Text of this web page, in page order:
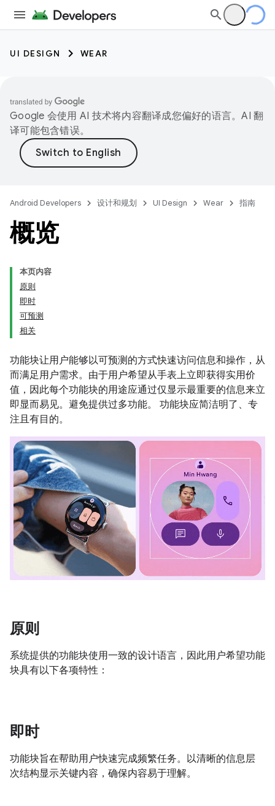
UI DESIGN WEAR
Google 会使用 AI 技术将内容翻译成您偏好的语言。AI 翻
译可能包含错误。
Android Developers 设计和规划 UI Design Wear 指南
概览
本页内容
原则
即时
可预测
相关
功能块让用户能够以可预测的方式快速访问信息和操作，从
而满足用户需求。由于用户希望从手表上立即获得实用价
值，因此每个功能块的用途应通过仅显示最重要的信息来立
即显而易见。避免提供过多功能。 功能块应简洁明了、专
注且有目的。
原则
系统提供的功能块使用一致的设计语言，因此用户希望功能
块具有以下各项特性：
即时
功能块旨在帮助用户快速完成频繁任务。以清晰的信息层
次结构显示关键内容，确保内容易于理解。